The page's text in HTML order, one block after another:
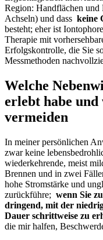
Region: Handflächen und
Achseln) und ‍dass ‌ keine
besteht; eher ist
Therapie mit
‍Erfolgskontrolle, die Sie
Messmethoden
Welche
erlebt habe und
vermeiden
In meiner persönlichen
zwar keine
wiederkehrende, meist
Brennen und in zwei
hohe ​Stromstärke und
zurückführe; ‌ wenn Sie
dringend, mit ⁣der‌
Dauer ⁢schrittweise zu
die mir ​halfen,